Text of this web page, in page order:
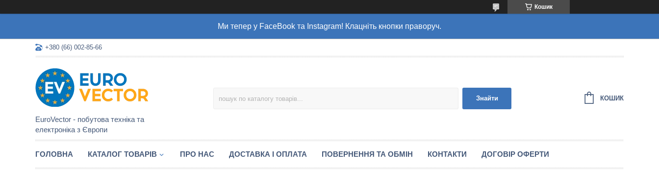
Кошик
Ми тепер у FaceBook та Instagram! Клацніть кнопки праворуч.
+380 (66) 002-85-66
EuroVector - побутова техніка та
електроніка з Європи
Знайти КОШИК
ГОЛОВНА КАТАЛОГ ТОВАРІВ ПРО НАС ДОСТАВКА І ОПЛАТА ПОВЕРНЕННЯ ТА ОБМІН КОНТАКТИ ДОГОВІР ОФЕРТИ